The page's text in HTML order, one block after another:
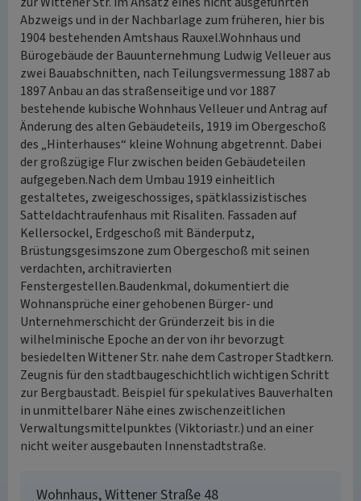
Abzweigs und in der Nachbarlage zum früheren, hier bis
1904 bestehenden Amtshaus Rauxel.Wohnhaus und
Bürogebäude der Bauunternehmung Ludwig Velleuer aus
zwei Bauabschnitten, nach Teilungsvermessung 1887 ab
1897 Anbau an das straßenseitige und vor 1887
bestehende kubische Wohnhaus Velleuer und Antrag auf
Änderung des alten Gebäudeteils, 1919 im Obergeschoß
des „Hinterhauses“ kleine Wohnung abgetrennt. Dabei
der großzügige Flur zwischen beiden Gebäudeteilen
aufgegeben.Nach dem Umbau 1919 einheitlich
gestaltetes, zweigeschossiges, spätklassizistisches
Satteldachtraufenhaus mit Risaliten. Fassaden auf
Kellersockel, Erdgeschoß mit Bänderputz,
Brüstungsgesimszone zum Obergeschoß mit seinen
verdachten, architravierten
Fenstergestellen.Baudenkmal, dokumentiert die
Wohnansprüche einer gehobenen Bürger- und
Unternehmerschicht der Gründerzeit bis in die
wilhelminische Epoche an der von ihr bevorzugt
besiedelten Wittener Str. nahe dem Castroper Stadtkern.
Zeugnis für den stadtbaugeschichtlich wichtigen Schritt
zur Bergbaustadt. Beispiel für spekulatives Bauverhalten
in unmittelbarer Nähe eines zwischenzeitlichen
Verwaltungsmittelpunktes (Viktoriastr.) und an einer
nicht weiter ausgebauten Innenstadtstraße.
Wohnhaus, Wittener Straße 48